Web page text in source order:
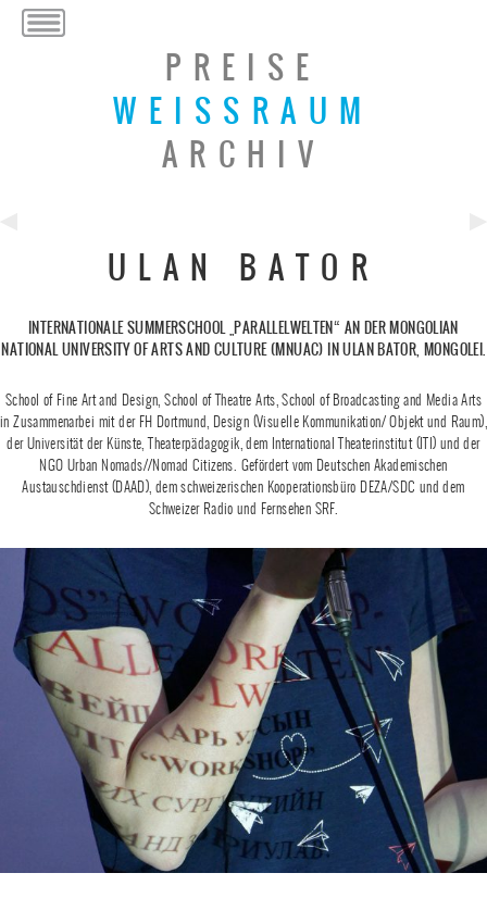
PREISE
WEISSRAUM
ARCHIV
ULAN BATOR
INTERNATIONALE SUMMERSCHOOL „PARALLELWELTEN“ AN DER MONGOLIAN
NATIONAL UNIVERSITY OF ARTS AND CULTURE (MNUAC) IN ULAN BATOR, MONGOLEI.
School of Fine Art and Design, School of Theatre Arts, School of Broadcasting and Media Arts
in Zusammenarbei mit der FH Dortmund, Design (Visuelle Kommunikation/ Objekt und Raum),
der Universität der Künste, Theaterpädagogik, dem International Theaterinstitut (ITI) und der
NGO Urban Nomads//Nomad Citizens. Gefördert vom Deutschen Akademischen
Austauschdienst (DAAD), dem schweizerischen Kooperationsbüro DEZA/SDC und dem
Schweizer Radio und Fernsehen SRF.